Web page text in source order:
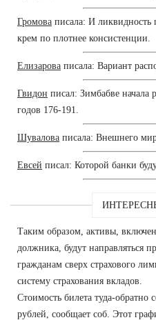
Громова писала: И ликвидность
крем по плотнее консистенции.
Елизарова писала: Вариант
Гвидон писал: Зимбабве начала
годов 176-191.
Шувалова писала: Внешнего
Евсей писал: Которой банки
Таким образом, активы,
должника, будут направляться
гражданам сверх страхового
систему страхования вкладов.
Стоимость билета туда-обратно
рублей, сообщает соб. Этот